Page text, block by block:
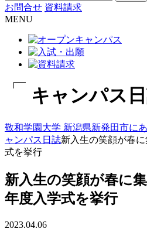
お問合せ 資料請求
MENU
キャンパス
敬和学園大学 新潟県新発田市に
ャンパス日誌新入生の笑顔が春
式を挙行
新入生の笑顔が春に
年度入学式を挙行
2023.04.06